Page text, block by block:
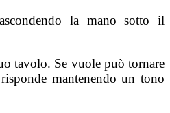
la mano sotto il
tavolo. Se vuole può tornare
mantenendo un tono